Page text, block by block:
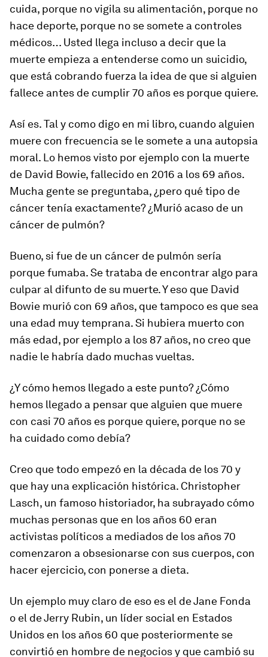
cuida, porque no vigila su alimentación, porque no
hace deporte, porque no se somete a controles
médicos… Usted llega incluso a decir que la
muerte empieza a entenderse como un suicidio,
que está cobrando fuerza la idea de que si alguien
fallece antes de cumplir 70 años es porque quiere.
Así es. Tal y como digo en mi libro, cuando alguien
muere con frecuencia se le somete a una autopsia
moral. Lo hemos visto por ejemplo con la muerte
de David Bowie, fallecido en 2016 a los 69 años.
Mucha gente se preguntaba, ¿pero qué tipo de
cáncer tenía exactamente? ¿Murió acaso de un
cáncer de pulmón?
Bueno, si fue de un cáncer de pulmón sería
porque fumaba. Se trataba de encontrar algo para
culpar al difunto de su muerte. Y eso que David
Bowie murió con 69 años, que tampoco es que sea
una edad muy temprana. Si hubiera muerto con
más edad, por ejemplo a los 87 años, no creo que
nadie le habría dado muchas vueltas.
¿Y cómo hemos llegado a este punto? ¿Cómo
hemos llegado a pensar que alguien que muere
con casi 70 años es porque quiere, porque no se
ha cuidado como debía?
Creo que todo empezó en la década de los 70 y
que hay una explicación histórica. Christopher
Lasch, un famoso historiador, ha subrayado cómo
muchas personas que en los años 60 eran
activistas políticos a mediados de los años 70
comenzaron a obsesionarse con sus cuerpos, con
hacer ejercicio, con ponerse a dieta.
Un ejemplo muy claro de eso es el de Jane Fonda
o el de Jerry Rubin, un líder social en Estados
Unidos en los años 60 que posteriormente se
convirtió en hombre de negocios y que cambió su